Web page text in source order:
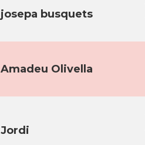
josepa busquets
Amadeu Olivella
Jordi